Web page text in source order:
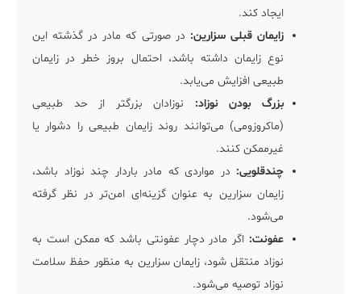
ایجاد کند.
زایمان قبلی سزارین: در صورتی که مادر در گذشته این
نوع زایمان داشته باشد، احتمال بروز خطر در زایمان
طبیعی افزایش می‌یابد.
بزرگ بودن نوزاد: نوزادان بزرگتر از حد طبیعی
(ماکروزومی) می‌توانند روند زایمان طبیعی را دشوار یا
غیرممکن کنند.
چندقلویی: در مواردی که مادر باردار چند نوزاد باشد،
زایمان سزارین به عنوان گزینه‌ای امن‌تر در نظر گرفته
می‌شود.
عفونت: اگر مادر دچار عفونتی باشد که ممکن است به
نوزاد منتقل شود، زایمان سزارین به منظور حفظ سلامت
نوزاد توصیه می‌شود.